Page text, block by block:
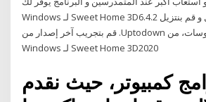
الكثير من الاشكال و ‫قم بنتزيل Sweet Home 3D6.4.2 لـ Windows
مجانا، و بدون فيروسات، من Uptodown. قم بتجريب آخر إصدار من
Sweet Home 3D2020 لـ Windows
كمبيوتر، حيث نقدم